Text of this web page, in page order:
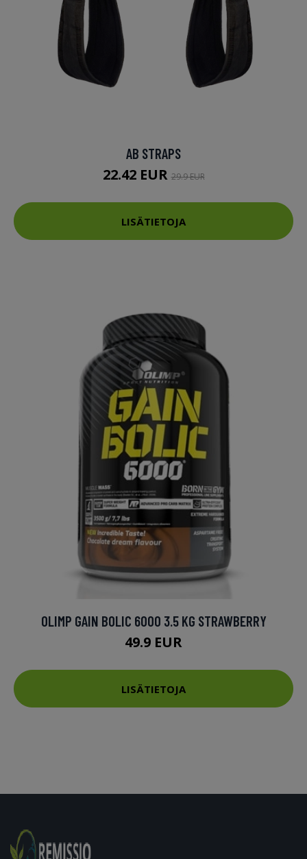
AB STRAPS
22.42 EUR29.9 EUR
LISÄTIETOJA
OLIMP GAIN BOLIC 6000 3.5 KG STRAWBERRY
49.9 EUR
LISÄTIETOJA